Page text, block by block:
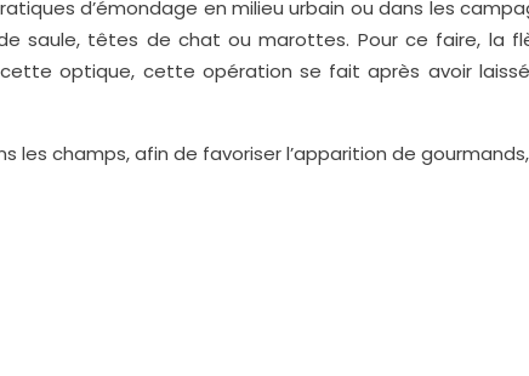
d’émondage en milieu urbain ou dans les
saule, têtes de chat ou marottes. Pour ce faire,
optique, cette opération se fait après avoir
les champs, afin de favoriser l’apparition de